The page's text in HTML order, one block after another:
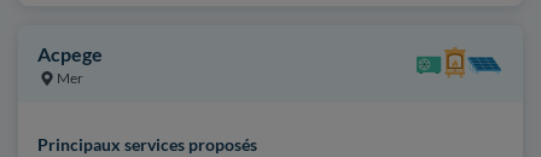
Acpege
Mer
Principaux services proposés